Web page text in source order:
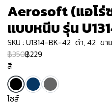
Aerosoft (แอโร่
แบบหนีบ รุ่น
SKU : U1314-BK-42 ดำ, 42 ขา
฿350฿229
สี
ไซส์